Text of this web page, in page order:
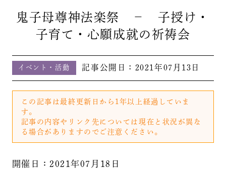
鬼子母尊神法楽祭 － 子授け・
子育て・心願成就の祈祷会
イベント・活動 記事公開日： 2021年07月13日
この記事は最終更新日から1年以上経過していま
す。
記事の内容やリンク先については現在と状況が異な
る場合がありますのでご注意ください。
開催日：2021年07月18日